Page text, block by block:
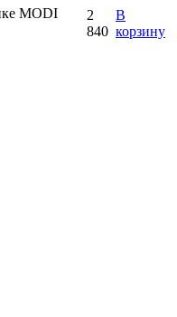
MODI
2
840
В
корзину